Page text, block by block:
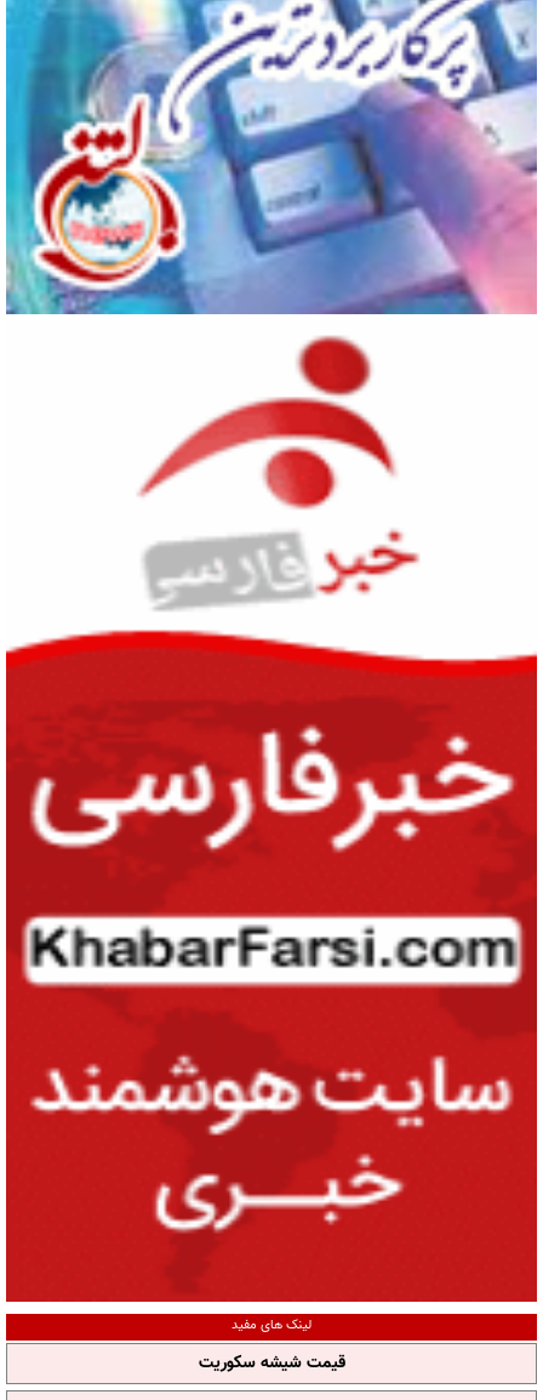
لینک های مفید
قیمت شیشه سکوریت